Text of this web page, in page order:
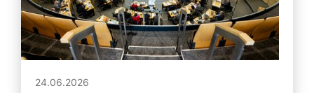
24.06.2026